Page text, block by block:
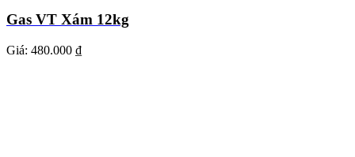
Gas VT Xám 12kg
Giá: 480.000 ₫